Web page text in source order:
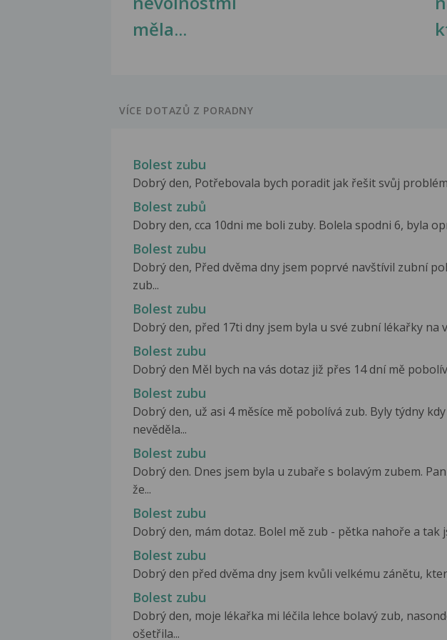
měla...
VÍCE DOTAZŮ Z PORADNY
Bolest zubu
Dobrý den, Potřebovala bych poradit jak řešit svůj
Bolest zubů
Dobry den, cca 10dni me boli zuby. Bolela spodni 6, byla
Bolest zubu
Dobrý den, Před dvěma dny jsem poprvé navštívil zubní
zub...
Bolest zubu
Dobrý den, před 17ti dny jsem byla u své zubní lékařky na
Bolest zubu
Dobrý den Měl bych na vás dotaz již přes 14 dní mě
Bolest zubu
Dobrý den, už asi 4 měsíce mě pobolívá zub. Byly týdny
nevěděla...
Bolest zubu
Dobrý den. Dnes jsem byla u zubaře s bolavým zubem.
že...
Bolest zubu
Dobrý den, mám dotaz. Bolel mě zub - pětka nahoře a tak
Bolest zubu
Dobrý den před dvěma dny jsem kvůli velkému zánětu,
Bolest zubu
Dobrý den, moje lékařka mi léčila lehce bolavý zub,
ošetřila...